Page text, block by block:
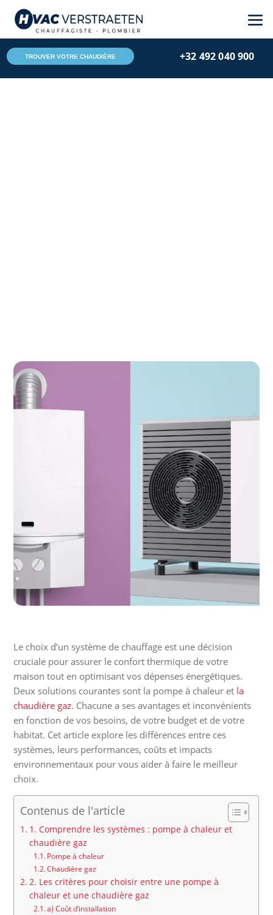
Content
Aller
la
navigationTROUVER VOTRE CHAUDIÈRE +32 492 040 900
Le choix d’un système de chauffage est une décision
cruciale pour assurer le confort thermique de votre
maison tout en optimisant vos dépenses énergétiques.
Deux solutions courantes sont la pompe à chaleur et la
chaudière gaz. Chacune a ses avantages et inconvénients
en fonction de vos besoins, de votre budget et de votre
habitat. Cet article explore les différences entre ces
systèmes, leurs performances, coûts et impacts
environnementaux pour vous aider à faire le meilleur
choix.
Contenus de l'article
1. Comprendre les systèmes : pompe à chaleur et
chaudière gaz
Pompe à chaleur
Chaudière gaz
2. Les critères pour choisir entre une pompe à
chaleur et une chaudière gaz
a) Coût d’installation